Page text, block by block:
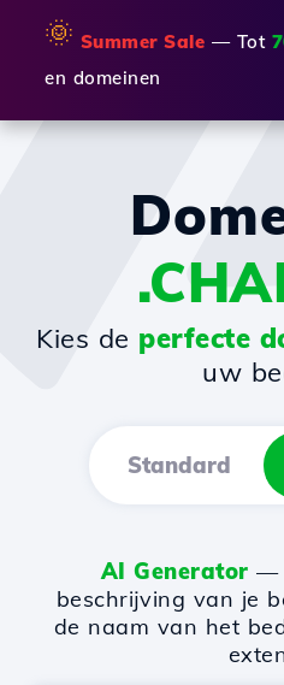
🌞 Summer Sale — Tot
en domeinen
Kies de perfecte
uw
Standard
AI Generator —
beschrijving van je
de naam van het